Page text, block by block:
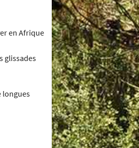
en Afrique
glissades
longues